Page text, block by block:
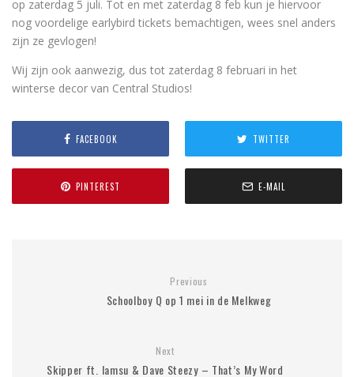
op zaterdag 5 juli. Tot en met zaterdag 8 feb kun je hiervoor
nog voordelige earlybird tickets bemachtigen, wees snel anders
zijn ze gevlogen!
Wij zijn ook aanwezig, dus tot zaterdag 8 februari in het
winterse decor van Central Studios!
FACEBOOK TWITTER
PINTEREST E-MAIL
Previous
Schoolboy Q op 1 mei in de Melkweg
Next
Skipper ft. Iamsu & Dave Steezy – That’s My Word